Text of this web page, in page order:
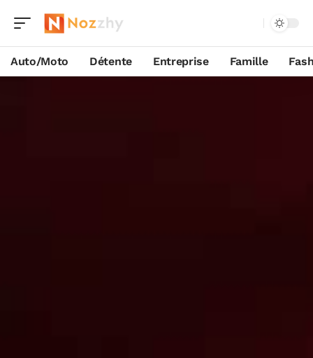
Auto/Moto Détente Entreprise Famille